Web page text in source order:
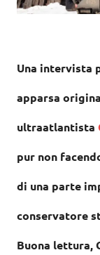
Una intervista
apparsa
ultraatlantista
pur non
di una parte
conservatore
Buona lettura,